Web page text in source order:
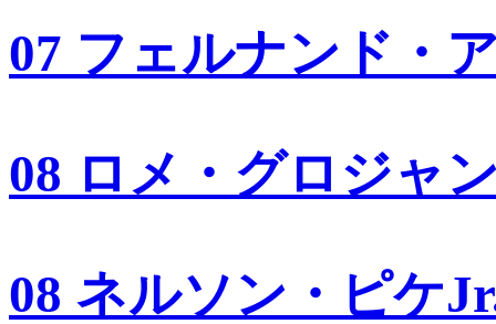
07 フェルナンド・
08 ロメ・グロジャ
08 ネルソン・ピケ